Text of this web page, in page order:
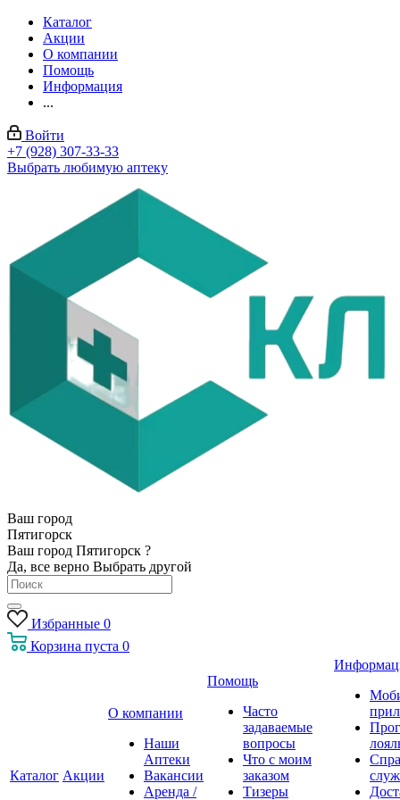
Каталог
Акции
О компании
Помощь
Информация
...
Войти
+7 (928) 307-33-33
Выбрать любимую аптеку
Ваш город
Пятигорск
Ваш город Пятигорск ?
Да, все верно Выбрать другой
Избранные 0
Корзина пуста 0
Каталог Акции
О компании
Наши
Аптеки
Вакансии
Аренда /
Помощь
Часто
задаваемые
вопросы
Что с моим
заказом
Тизеры